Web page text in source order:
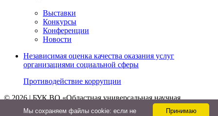
Выставки
Конкурсы
Конференции
Новости
Независимая оценка качества оказания услуг
организациями социальной сферы
Противодействие коррупции
© 2026 | БУК ВО «Областная универсальная научная
библиотека»
Принимаю
Мы cохраняем файлы cookie: если не